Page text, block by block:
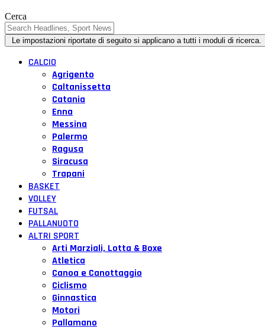
Cerca
CALCIO
Agrigento
Caltanissetta
Catania
Enna
Messina
Palermo
Ragusa
Siracusa
Trapani
BASKET
VOLLEY
FUTSAL
PALLANUOTO
ALTRI SPORT
Arti Marziali, Lotta & Boxe
Atletica
Canoa e Canottaggio
Ciclismo
Ginnastica
Motori
Pallamano